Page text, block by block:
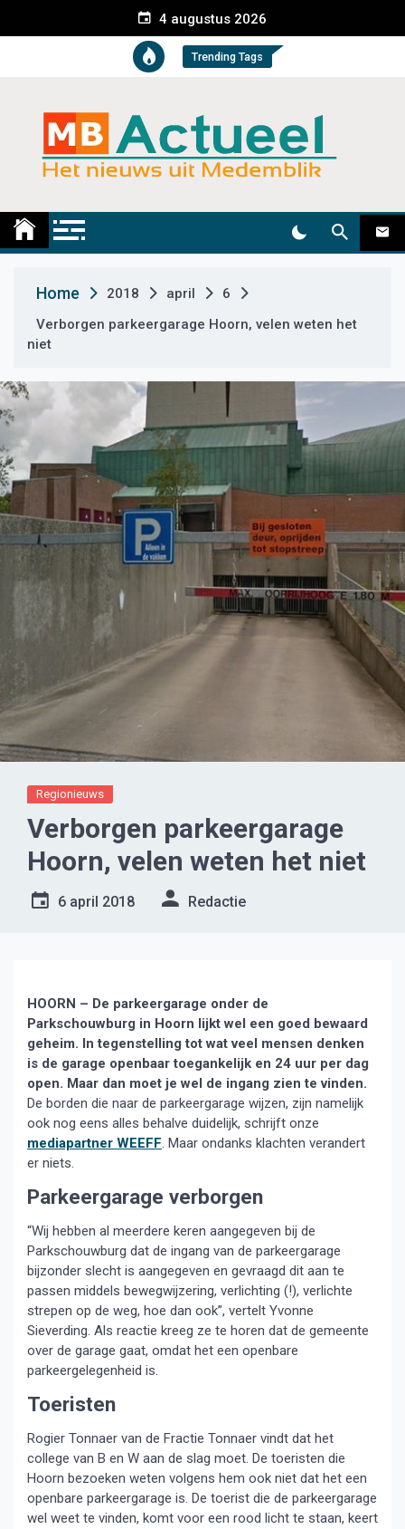
e
t
4 augustus 2026
Trending Tags
Medemblik Actueel
Home 2018 april
6
Verborgen parkeergarage Hoorn, velen weten het
niet
Regionieuws
Verborgen parkeergarage
Hoorn, velen weten het niet
6 april 2018 Redactie
HOORN – De parkeergarage onder de
Parkschouwburg in Hoorn lijkt wel een goed bewaard
geheim. In tegenstelling tot wat veel mensen denken
is de garage openbaar toegankelijk en 24 uur per dag
open. Maar dan moet je wel de ingang zien te vinden.
De borden die naar de parkeergarage wijzen, zijn namelijk
ook nog eens alles behalve duidelijk, schrijft onze
mediapartner WEEFF. Maar ondanks klachten verandert
er niets.
Parkeergarage verborgen
“Wij hebben al meerdere keren aangegeven bij de
Parkschouwburg dat de ingang van de parkeergarage
bijzonder slecht is aangegeven en gevraagd dit aan te
passen middels bewegwijzering, verlichting (!), verlichte
strepen op de weg, hoe dan ook”, vertelt Yvonne
Sieverding. Als reactie kreeg ze te horen dat de gemeente
over de garage gaat, omdat het een openbare
parkeergelegenheid is.
Toeristen
Rogier Tonnaer van de Fractie Tonnaer vindt dat het
college van B en W aan de slag moet. De toeristen die
Hoorn bezoeken weten volgens hem ook niet dat het een
openbare parkeergarage is. De toerist die de parkeergarage
wel weet te vinden, komt voor een rood licht te staan, keert